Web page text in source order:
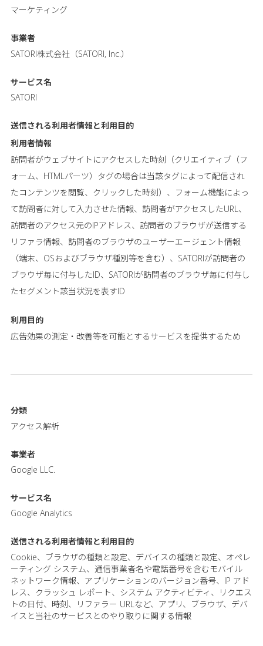
マーケティング
事業者
SATORI株式会社（SATORI, Inc.）
サービス名
SATORI
送信される利用者情報と利用目的
利用者情報
訪問者がウェブサイトにアクセスした時刻（クリエイティブ（フ
ォーム、HTMLパーツ）タグの場合は当該タグによって配信され
たコンテンツを閲覧、クリックした時刻）、フォーム機能によっ
て訪問者に対して入力させた情報、訪問者がアクセスしたURL、
訪問者のアクセス元のIPアドレス、訪問者のブラウザが送信する
リファラ情報、訪問者のブラウザのユーザーエージェント情報
（端末、OSおよびブラウザ種別等を含む）、SATORIが訪問者の
ブラウザ毎に付与したID、SATORIが訪問者のブラウザ毎に付与し
たセグメント該当状況を表すID
利用目的
広告効果の測定・改善等を可能とするサービスを提供するため
分類
アクセス解析
事業者
Google LLC.
サービス名
Google Analytics
送信される利用者情報と利用目的
Cookie、ブラウザの種類と設定、デバイスの種類と設定、オペレ
ーティング システム、通信事業者名や電話番号を含むモバイル
ネットワーク情報、アプリケーションのバージョン番号、IP アド
レス、クラッシュ レポート、システム アクティビティ、リクエス
トの日付、時刻、リファラー URLなど、アプリ、ブラウザ、デバ
イスと当社のサービスとのやり取りに関する情報